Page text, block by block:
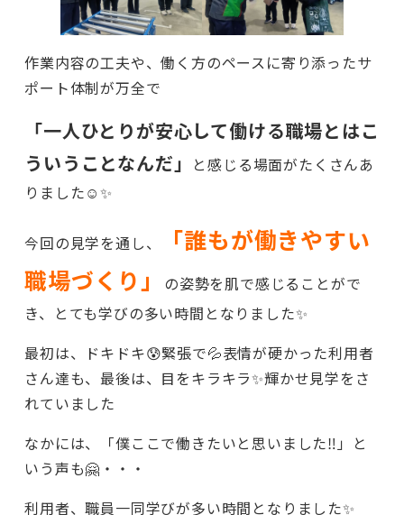
作業内容の工夫や、働く方のペースに寄り添ったサ
ポート体制が万全で
「一人ひとりが安心して働ける職場とはこ
ういうことなんだ」
と感じる場面がたくさんあ
りました☺️✨
今回の見学を通し、
「誰もが働きやすい
職場づくり」
の姿勢を肌で感じることがで
き、とても学びの多い時間となりました✨
最初は、ドキドキ😰緊張で💦表情が硬かった利用者
さん達も、最後は、目をキラキラ✨輝かせ見学をさ
れていました
なかには、「僕ここで働きたいと思いました‼️」と
いう声も🤗・・・
利用者、職員一同学びが多い時間となりました✨